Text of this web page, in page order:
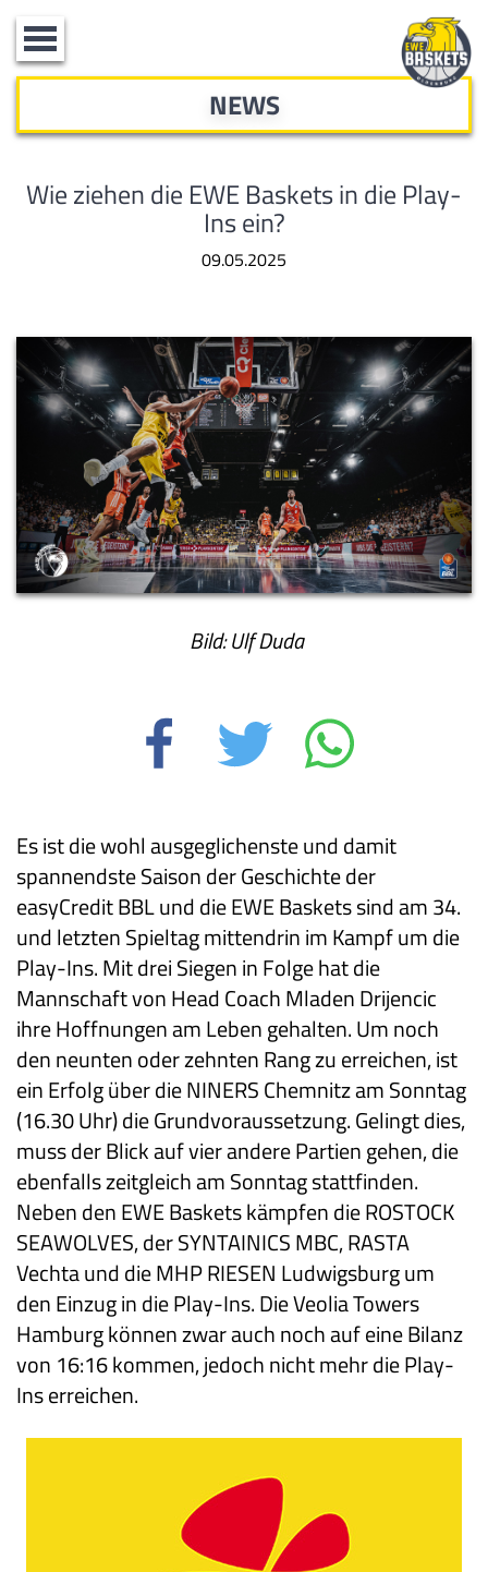
Toggle
navigation
NEWS
Wie ziehen die EWE Baskets in die Play-
Ins ein?
09.05.2025
Bild: Ulf Duda
Es ist die wohl ausgeglichenste und damit
spannendste Saison der Geschichte der
easyCredit BBL und die EWE Baskets sind am 34.
und letzten Spieltag mittendrin im Kampf um die
Play-Ins. Mit drei Siegen in Folge hat die
Mannschaft von Head Coach Mladen Drijencic
ihre Hoffnungen am Leben gehalten. Um noch
den neunten oder zehnten Rang zu erreichen, ist
ein Erfolg über die NINERS Chemnitz am Sonntag
(16.30 Uhr) die Grundvoraussetzung. Gelingt dies,
muss der Blick auf vier andere Partien gehen, die
ebenfalls zeitgleich am Sonntag stattfinden.
Neben den EWE Baskets kämpfen die ROSTOCK
SEAWOLVES, der SYNTAINICS MBC, RASTA
Vechta und die MHP RIESEN Ludwigsburg um
den Einzug in die Play-Ins. Die Veolia Towers
Hamburg können zwar auch noch auf eine Bilanz
von 16:16 kommen, jedoch nicht mehr die Play-
Ins erreichen.